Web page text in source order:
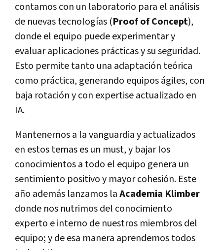
contamos con un laboratorio para el análisis
de nuevas tecnologías (Proof of Concept),
donde el equipo puede experimentar y
evaluar aplicaciones prácticas y su seguridad.
Esto permite tanto una adaptación teórica
como práctica, generando equipos ágiles, con
baja rotación y con expertise actualizado en
IA.
Mantenernos a la vanguardia y actualizados
en estos temas es un must, y bajar los
conocimientos a todo el equipo genera un
sentimiento positivo y mayor cohesión. Este
año además lanzamos laAcademia Klimber
donde nos nutrimos del conocimiento
experto e interno de nuestros miembros del
equipo; y de esa manera aprendemos todos